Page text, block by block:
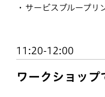
サービスブループリ
11:20-12:00
ワークショップ